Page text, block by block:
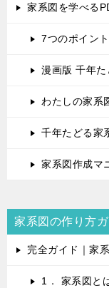
家系図を学べる
7つのポイン
漫画版 千年
わたしの家系
千年たどる家
家系図作成マ
家系図の作り方
完全ガイド｜家
1． 家系図と